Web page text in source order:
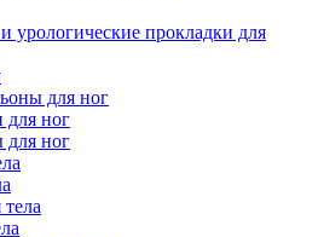
урологические прокладки для
для ног
для ног
для ног